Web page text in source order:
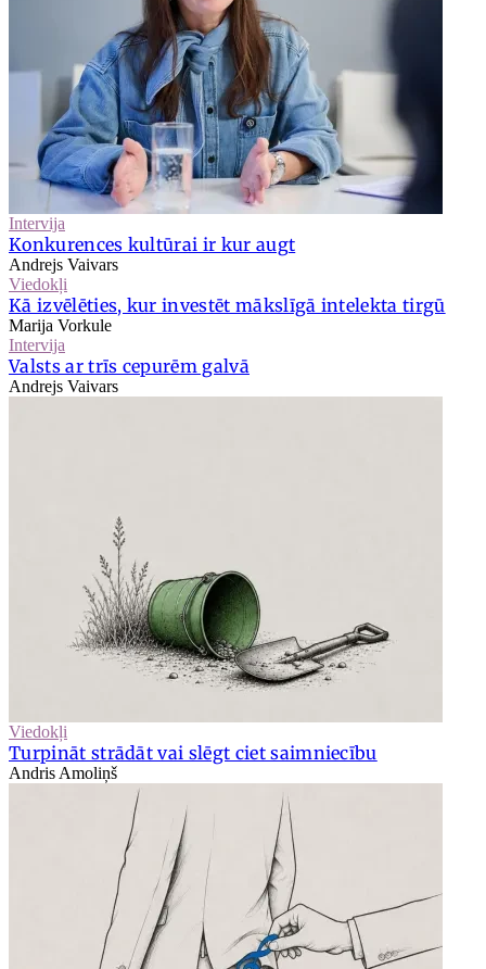
Intervija
Konkurences kultūrai ir kur augt
Andrejs Vaivars
Viedokļi
Kā izvēlēties, kur investēt mākslīgā intelekta tirgū
Marija Vorkule
Intervija
Valsts ar trīs cepurēm galvā
Andrejs Vaivars
Viedokļi
Turpināt strādāt vai slēgt ciet saimniecību
Andris Amoliņš